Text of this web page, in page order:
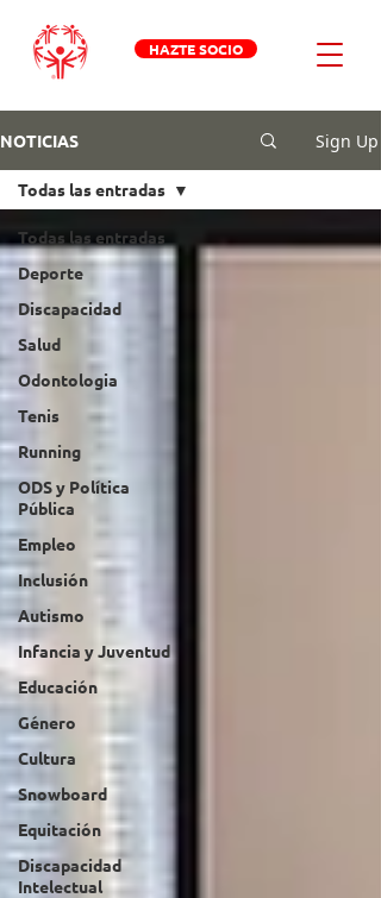
HAZTE SOCIO
NOTICIAS Sign Up
Todas las entradas
Deporte
Discapacidad
Salud
Odontologia
Tenis
Running
ODS y Política
Pública
Empleo
Inclusión
Autismo
Infancia y Juventud
Educación
Género
Cultura
Snowboard
Equitación
Discapacidad
Intelectual
Todas las entradas